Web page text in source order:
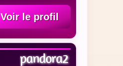
Voir le profil
pandora2